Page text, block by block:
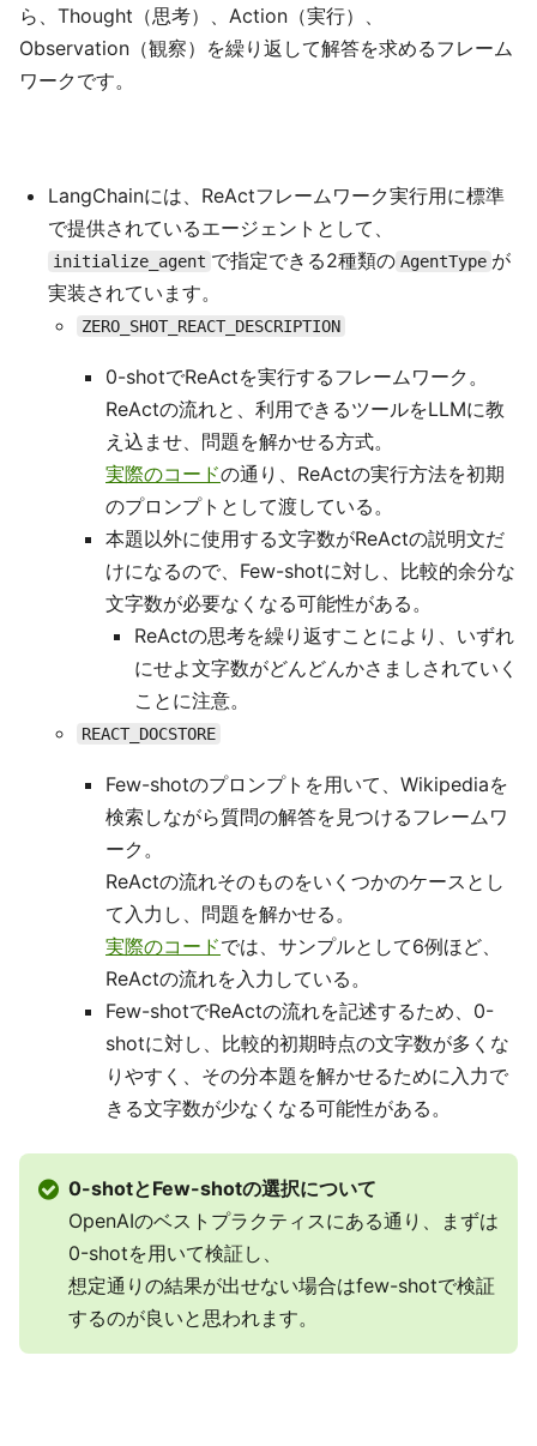
ら、Thought（思考）、Action（実行）、
Observation（観察）を繰り返して解答を求めるフレーム
ワークです。
LangChainには、ReActフレームワーク実行用に標準
で提供されているエージェントとして、
initialize_agent で指定できる2種類の AgentType が
実装されています。
ZERO_SHOT_REACT_DESCRIPTION
0-shotでReActを実行するフレームワーク。
ReActの流れと、利用できるツールをLLMに教
え込ませ、問題を解かせる方式。
実際のコードの通り、ReActの実行方法を初期
のプロンプトとして渡している。
本題以外に使用する文字数がReActの説明文だ
けになるので、Few-shotに対し、比較的余分な
文字数が必要なくなる可能性がある。
ReActの思考を繰り返すことにより、いずれ
にせよ文字数がどんどんかさましされていく
ことに注意。
REACT_DOCSTORE
Few-shotのプロンプトを用いて、Wikipediaを
検索しながら質問の解答を見つけるフレームワ
ーク。
ReActの流れそのものをいくつかのケースとし
て入力し、問題を解かせる。
実際のコードでは、サンプルとして6例ほど、
ReActの流れを入力している。
Few-shotでReActの流れを記述するため、0-
shotに対し、比較的初期時点の文字数が多くな
りやすく、その分本題を解かせるために入力で
きる文字数が少なくなる可能性がある。
0-shotとFew-shotの選択について
OpenAIのベストプラクティスにある通り、まずは
0-shotを用いて検証し、
想定通りの結果が出せない場合はfew-shotで検証
するのが良いと思われます。